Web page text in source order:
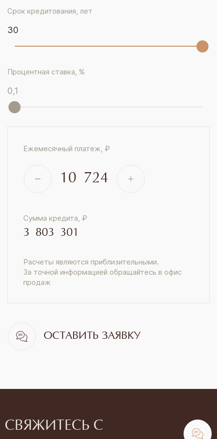
Срок кредитования, лет
30
Процентная ставка, %
0,1
Ежемесячный платеж, ₽
10 724
Сумма кредита, ₽
3 803 301
Расчеты являются приблизительными.
За точной информацией обращайтесь в офис
продаж
ОСТАВИТЬ ЗАЯВКУ
СВЯЖИТЕСЬ С